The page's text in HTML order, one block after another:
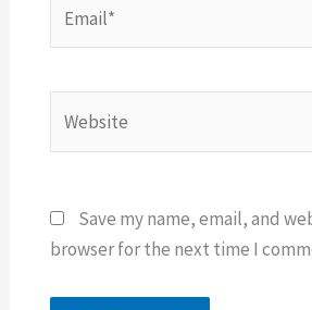
Save my name, email, and
browser for the next time I